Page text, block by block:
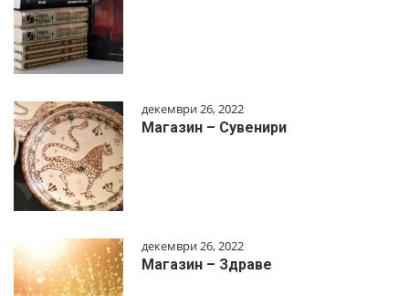
декември 26, 2022
Магазин – Сувенири
декември 26, 2022
Магазин – Здраве